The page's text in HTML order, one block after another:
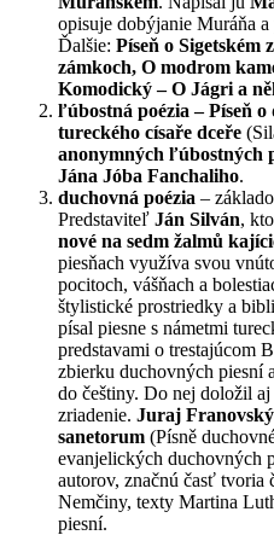
opisuje dobýjanie Muráňa a
Ďalšie: Píseň o Sigetském
zámkoch, O modrom
Komodický – O Jágri a
ľúbostná poézia – Píseň
tureckého císaře dceře
anonymných ľúbostných
Jána Jóba Fanchaliho.
duchovná poézia –
Predstaviteľ Ján Silván,
nové na sedm žalmů
piesňach využíva svou
pocitoch, vášňach a
štylistické prostriedky a
písal piesne s námetmi
predstavami o trestajúcom
zbierku duchovných piesní
do češtiny. Do nej doložil
zriadenie. Juraj Franovský
sanetorum (Písně
evanjelických duchovných
autorov, značnú časť tvoria
Nemčiny, texty Martina
piesní.